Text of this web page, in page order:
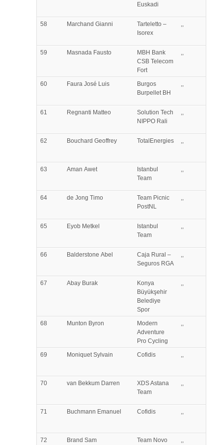
Euskadi
58 Marchand Gianni
Tarteletto –
Isorex
,,
59 Masnada Fausto
MBH Bank
CSB Telecom
Fort
,,
60 Faura José Luis
Burgos
Burpellet BH
,,
61 Regnanti Matteo
Solution Tech
NIPPO Rali
,,
62 Bouchard Geoffrey TotalEnergies ,,
63 Aman Awet
Istanbul
Team
,,
64 de Jong Timo
Team Picnic
PostNL
,,
65 Eyob Metkel
Istanbul
Team
,,
66 Balderstone Abel
Caja Rural –
Seguros RGA
,,
67 Abay Burak
Konya
Büyükşehir
Belediye
Spor
,,
68 Munton Byron
Modern
Adventure
Pro Cycling
,,
69 MoniquetSylvain Cofidis ,,
70 van Bekkum Darren
XDS Astana
Team
,,
71 Buchmann Emanuel Cofidis ,,
72 Brand Sam
Team Novo
,,